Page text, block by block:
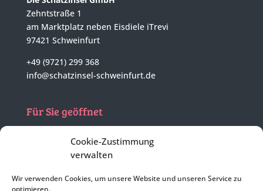
Cookie-Zustimmung
verwalten
Wir verwenden Cookies, um unsere Website und unseren Service zu
optimieren.
Zehntstraße 1
am Marktplatz neben Eisdiele iTrevi
97421 Schweinfurt
+49 (9721) 299 368
info@schatzinsel-schweinfurt.de
Für Sie geöffnet
10:00 - 17:00 Uhr
geschlossen